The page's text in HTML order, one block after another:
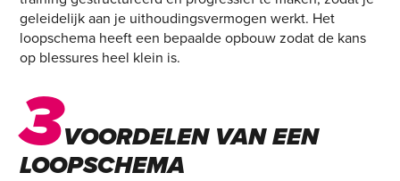
geleidelijk aan je uithoudingsvermogen werkt. Het
loopschema heeft een bepaalde opbouw zodat de kans
op blessures heel klein is.
3VOORDELEN VAN EEN
LOOPSCHEMA